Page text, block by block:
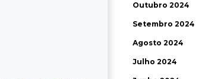
Outubro 2024
Setembro 2024
Agosto 2024
Julho 2024